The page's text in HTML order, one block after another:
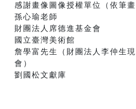
感謝畫像圖像授權單位（依筆畫
孫心瑜老師
財團法人席德進基金會
國立臺灣美術館
詹學富先生（財團法人李仲生
會）
劉國松文獻庫